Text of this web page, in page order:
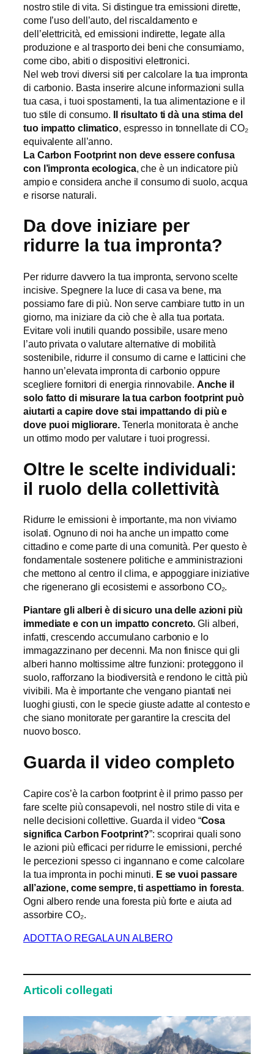
nostro stile di vita. Si distingue tra emissioni dirette,
come l’uso dell’auto, del riscaldamento e
dell’elettricità, ed emissioni indirette, legate alla
produzione e al trasporto dei beni che consumiamo,
come cibo, abiti o dispositivi elettronici.
Nel web trovi diversi siti per calcolare la tua impronta
di carbonio. Basta inserire alcune informazioni sulla
tua casa, i tuoi spostamenti, la tua alimentazione e il
tuo stile di consumo. Il risultato ti dà una stima del
tuo impatto climatico, espresso in tonnellate di CO₂
equivalente all’anno.
La Carbon Footprint non deve essere confusa
con l’impronta ecologica , che è un indicatore più
ampio e considera anche il consumo di suolo, acqua
e risorse naturali.
Da dove iniziare per
ridurre la tua impronta?
Per ridurre davvero la tua impronta, servono scelte
incisive. Spegnere la luce di casa va bene, ma
possiamo fare di più. Non serve cambiare tutto in un
giorno, ma iniziare da ciò che è alla tua portata.
Evitare voli inutili quando possibile, usare meno
l’auto privata o valutare alternative di mobilità
sostenibile, ridurre il consumo di carne e latticini che
hanno un’elevata impronta di carbonio oppure
scegliere fornitori di energia rinnovabile. Anche il
solo fatto di misurare la tua carbon footprint può
aiutarti a capire dove stai impattando di più e
dove puoi migliorare.Tenerla monitorata è anche
un ottimo modo per valutare i tuoi progressi.
Oltre le scelte individuali:
il ruolo della collettività
Ridurre le emissioni è importante, ma non viviamo
isolati. Ognuno di noi ha anche un impatto come
cittadino e come parte di una comunità. Per questo è
fondamentale sostenere politiche e amministrazioni
che mettono al centro il clima, e appoggiare iniziative
che rigenerano gli ecosistemi e assorbono CO₂.
Piantare gli alberi è di sicuro una delle azioni più
immediate e con un impatto concreto. Gli alberi,
infatti, crescendo accumulano carbonio e lo
immagazzinano per decenni. Ma non finisce qui gli
alberi hanno moltissime altre funzioni: proteggono il
suolo, rafforzano la biodiversità e rendono le città più
vivibili. Ma è importante che vengano piantati nei
luoghi giusti, con le specie giuste adatte al contesto e
che siano monitorate per garantire la crescita del
nuovo bosco.
Guarda il video completo
Capire cos’è la carbon footprint è il primo passo per
fare scelte più consapevoli, nel nostro stile di vita e
nelle decisioni collettive. Guarda il video “Cosa
significa Carbon Footprint?”: scoprirai quali sono
le azioni più efficaci per ridurre le emissioni, perché
le percezioni spesso ci ingannano e come calcolare
la tua impronta in pochi minuti. E se vuoi passare
all’azione, come sempre, ti aspettiamo in foresta.
Ogni albero rende una foresta più forte e aiuta ad
assorbire CO₂.
ADOTTA O REGALA UN ALBERO
Articoli collegati